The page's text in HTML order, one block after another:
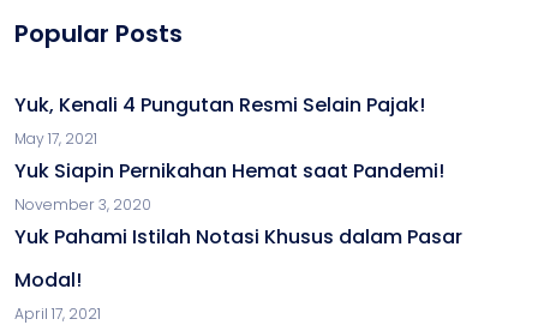
Popular Posts
Yuk, Kenali 4 Pungutan Resmi Selain Pajak!
May 17, 2021
Yuk Siapin Pernikahan Hemat saat Pandemi!
November 3, 2020
Yuk Pahami Istilah Notasi Khusus dalam Pasar
Modal!
April 17, 2021